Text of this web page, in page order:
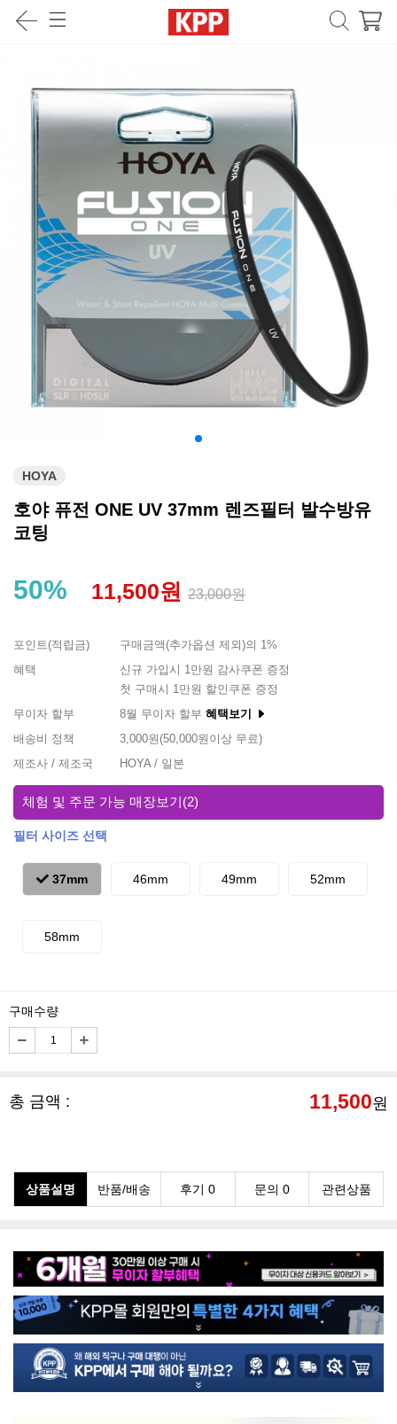
HOYA
호야 퓨전 ONE UV 37mm 렌즈필터 발수방유
코팅
50% 11,500원 23,000원
포인트(적립금)
구매금액(추가옵션 제외)의 1%
혜택
신규 가입시 1만원 감사쿠폰 증정
첫 구매시 1만원 할인쿠폰 증정
무이자 할부
8월 무이자 할부 혜택보기
배송비 정책
3,000원(50,000원이상 무료)
제조사 / 제조국
HOYA / 일본
체험 및 주문 가능 매장보기(2)
필터 사이즈 선택
37mm 46mm 49mm 52mm
58mm
구매수량
총 금액 : 11,500원
상품설명 반품/배송 후기 0 문의 0 관련상품